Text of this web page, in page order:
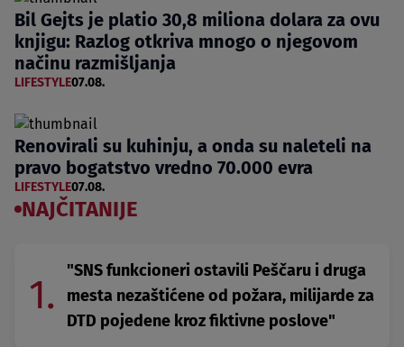
Bil Gejts je platio 30,8 miliona dolara za ovu
knjigu: Razlog otkriva mnogo o njegovom
načinu razmišljanja
LIFESTYLE07.08.
Renovirali su kuhinju, a onda su naleteli na
pravo bogatstvo vredno 70.000 evra
LIFESTYLE07.08.
NAJČITANIJE
1.
"SNS funkcioneri ostavili Peščaru i druga
mesta nezaštićene od požara, milijarde za
DTD pojedene kroz fiktivne poslove"